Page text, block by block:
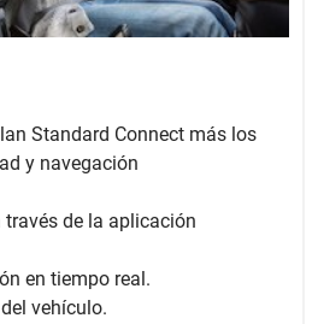
Standard Connect más los
y navegación
través de la aplicación
en tiempo real.
vehículo.